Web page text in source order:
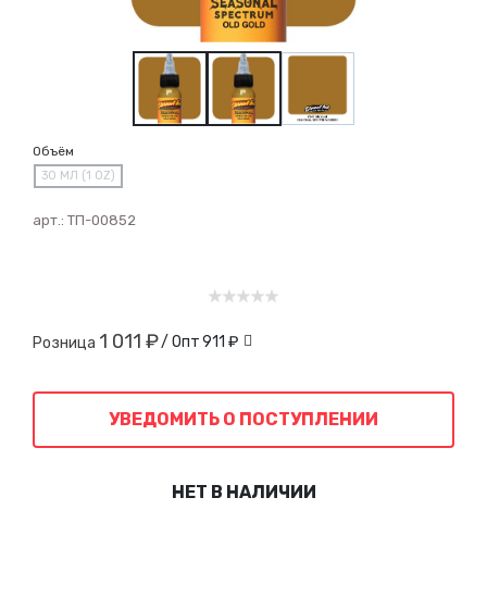
Объём
30 МЛ (1 OZ)
арт.: ТП-00852
Розница 1 011 ₽/ Опт911 ₽
УВЕДОМИТЬ О ПОСТУПЛЕНИИ
НЕТ В НАЛИЧИИ